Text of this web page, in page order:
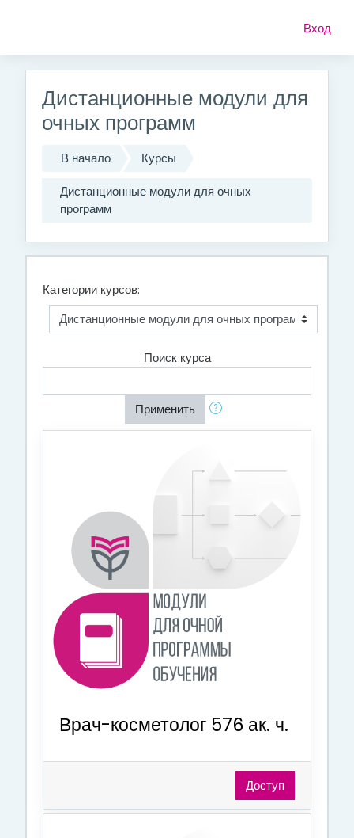
Вход
Дистанционные модули для
очных программ
В начало
Курсы
Дистанционные модули для очных
программ
Категории курсов:
Поиск курса
Применить
Врач-косметолог 576 ак. ч.
Доступ